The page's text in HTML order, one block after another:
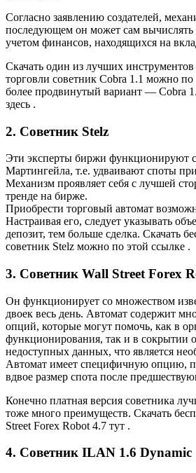
Согласно заявлению создателей,
последующем он может сам вычислять
учетом финансов, находящихся на
Скачать один из лучших
торговли советник Cobra 1.1 можно
более продвинутый вариант — Cobra
здесь .
2. Советник Stelz
Эти эксперты биржи функционируют
Мартингейла, т.е. удваивают споты
Механизм проявляет себя с лучшей
тренде на бирже.
Приобрести торговый автомат
Настраивая его, следует указывать
депозит, тем больше сделка. Скачать
советник Stelz можно по этой ссылке .
3. Советник Wall Street Forex
Он функционирует со множеством
двоек весь день. Автомат содержит
опций, которые могут помочь, как в
функционирования, так и в сокрытии
недоступных данных, что является
Автомат имеет специфичную опцию,
вдвое размер спота после
Конечно платная версия советника
тоже много преимуществ. Скачать
Street Forex Robot 4.7 тут .
4. Советник ILAN 1.6 Dynamic